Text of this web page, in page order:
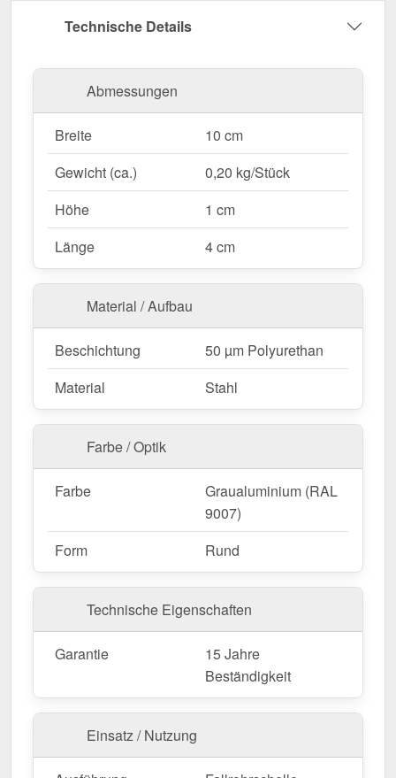
& Sicherheit.
Jetzt Blech für Fallrohrschelle bestellen – Für
eine sichere & langlebige Fallrohrbefestigung!
Technische Details
Abmessungen
Breite
10 cm
Gewicht (ca.)
0,20 kg/Stück
Höhe
1 cm
Länge
4 cm
Material / Aufbau
Beschichtung
50 µm Polyurethan
Material
Stahl
Farbe / Optik
Farbe
Graualuminium (RAL
9007)
Form
Rund
Technische Eigenschaften
Garantie
15 Jahre
Beständigkeit
Einsatz / Nutzung